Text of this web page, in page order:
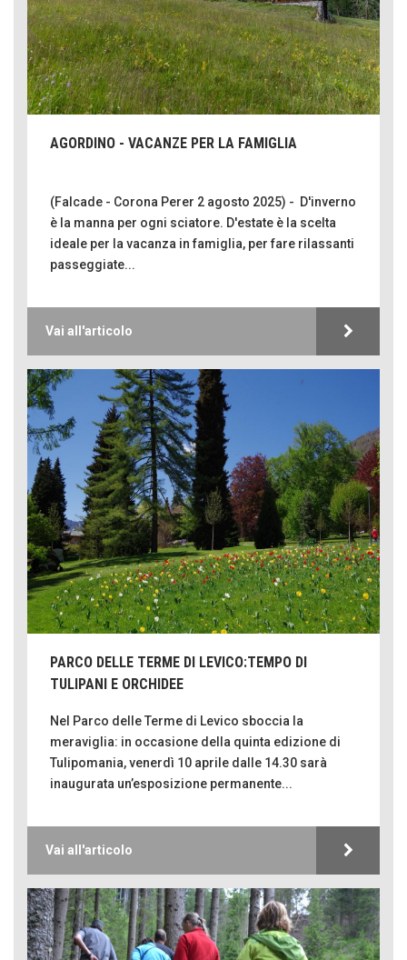
AGORDINO - VACANZE PER LA FAMIGLIA
(Falcade - Corona Perer 2 agosto 2025) - D'inverno
è la manna per ogni sciatore. D'estate è la scelta
ideale per la vacanza in famiglia, per fare rilassanti
passeggiate...
Vai all'articolo
PARCO DELLE TERME DI LEVICO:TEMPO DI
TULIPANI E ORCHIDEE
Nel Parco delle Terme di Levico sboccia la
meraviglia: in occasione della quinta edizione di
Tulipomania, venerdì 10 aprile dalle 14.30 sarà
inaugurata un’esposizione permanente...
Vai all'articolo